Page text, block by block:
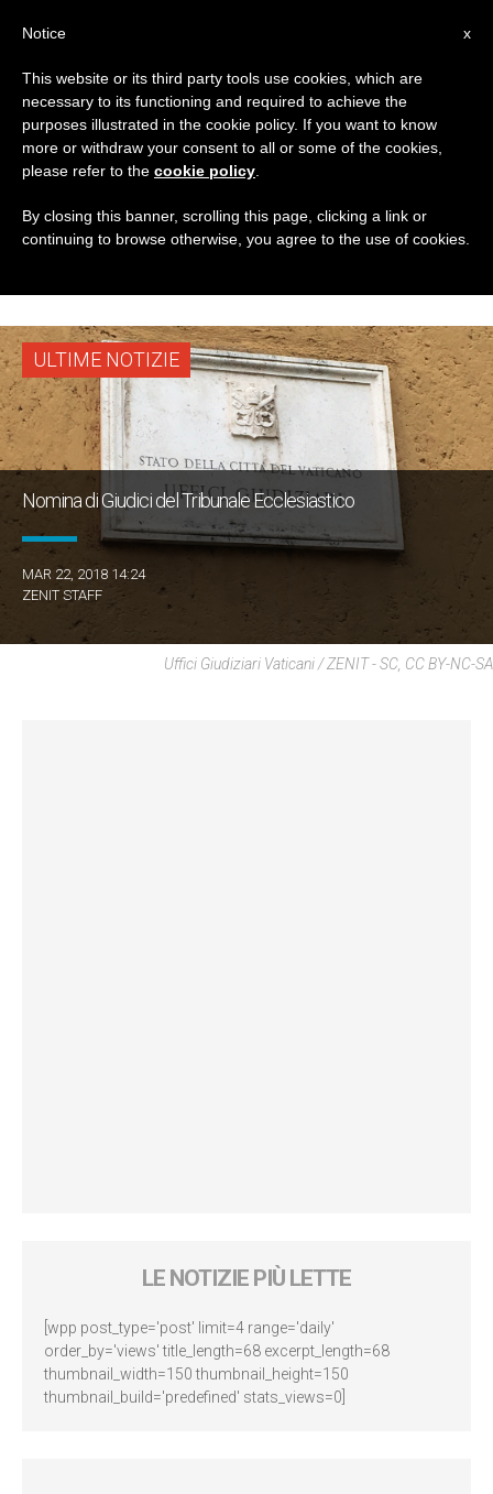
TAG
Posts Tagged
‘Tribunale
Ecclesiastico’
ULTIME NOTIZIE
Nomina di Giudici del Tribunale Ecclesiastico
MAR 22, 2018 14:24
ZENIT STAFF
Uffici Giudiziari Vaticani / ZENIT - SC, CC BY-NC-SA
LE NOTIZIE PIÙ LETTE
[wpp post_type='post' limit=4 range='daily'
order_by='views' title_length=68 excerpt_length=68
thumbnail_width=150 thumbnail_height=150
thumbnail_build='predefined' stats_views=0]
x
Notice
This website or its third party tools use cookies, which are
necessary to its functioning and required to achieve the
purposes illustrated in the cookie policy. If you want to know
more or withdraw your consent to all or some of the cookies,
please refer to the cookie policy
By closing this banner, scrolling this page, clicking a link or
continuing to browse otherwise, you agree to the use of cookies.